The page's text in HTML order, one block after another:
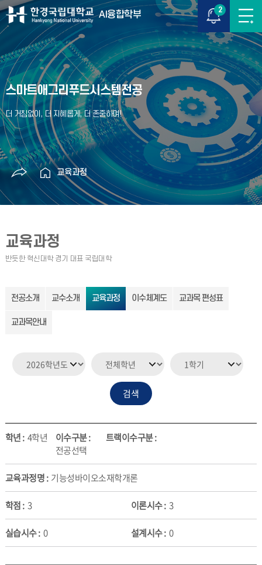
AI융합학부 2
스마트애그리푸드시스템전공
교육과정
교육과정
전공소개 교수소개 교육과정 이수체계도 교과목 편성표
교과목안내
4학년
전공선택
기능성바이오소재학개론
3 3
0 0